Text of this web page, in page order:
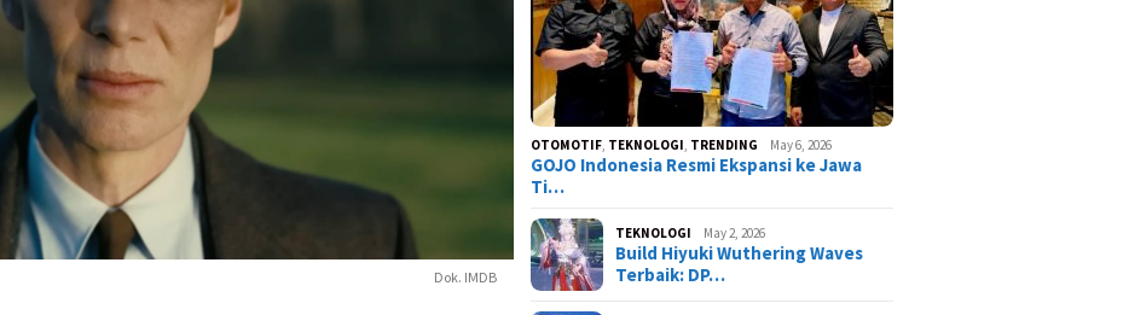
Dok. IMDB
OTOMOTIF TEKNOLOGI TRENDING May 6, 2026
GOJO Indonesia Resmi Ekspansi ke Jawa
Ti…
TEKNOLOGI May 2, 2026
Build Hiyuki Wuthering Waves
Terbaik: DP…